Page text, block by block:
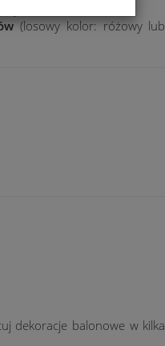
(losowy kolor: różowy lub
dekoracje balonowe w kilka